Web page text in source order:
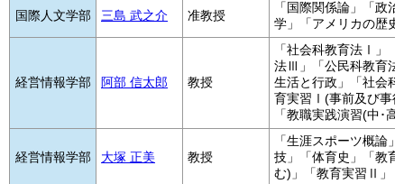
国際人文学部 三島 武之介 准教授
「国際関係論」「政
学」「アメリカの歴史
経営情報学部 阿部 信太郎 教授
「社会科教育法Ⅰ」
法Ⅲ」「公民科教育
生活と行政」「社会
育実習Ⅰ(事前及び事
「教職実践演習(中･高
経営情報学部 大塚 正美 教授
「生涯スポーツ概論
技」「体育史」「教
む)」「教育実習Ⅱ」